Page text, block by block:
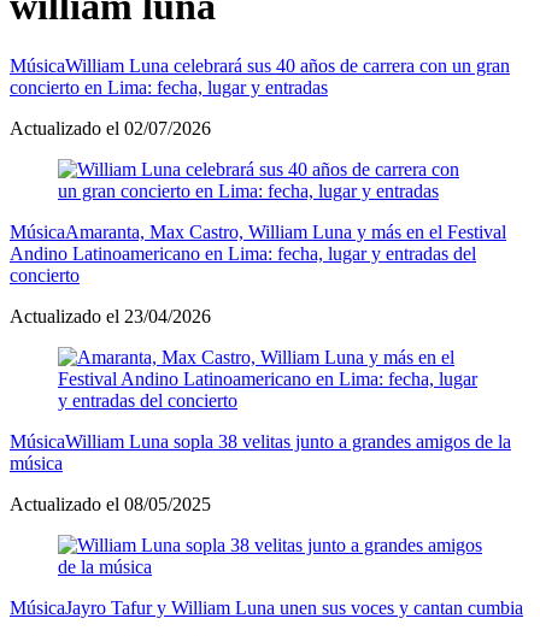
MúsicaWilliam Luna celebrará sus 40 años de carrera con un gran
concierto en Lima: fecha, lugar y entradas
Actualizado el 02/07/2026
MúsicaAmaranta, Max Castro, William Luna y más en el Festival
Andino Latinoamericano en Lima: fecha, lugar y entradas del
concierto
Actualizado el 23/04/2026
MúsicaWilliam Luna sopla 38 velitas junto a grandes amigos de la
música
Actualizado el 08/05/2025
MúsicaJayro Tafur y William Luna unen sus voces y cantan cumbia